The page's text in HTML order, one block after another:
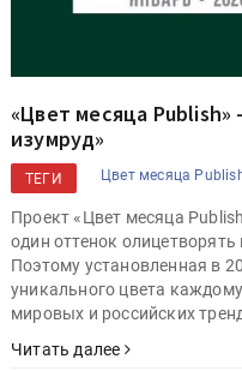
«Цвет месяца
изумруд»
ТЕГИ Цвет месяца
Проект «Цвет месяца
один оттенок
Поэтому установленная в
уникального цвета
мировых и российских
Читать далее